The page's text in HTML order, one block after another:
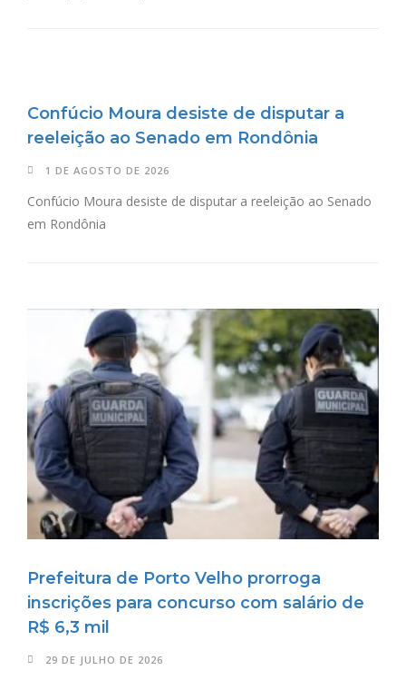
Confúcio Moura desiste de disputar a
reeleição ao Senado em Rondônia
1 DE AGOSTO DE 2026
Confúcio Moura desiste de disputar a reeleição ao Senado
em Rondônia
Prefeitura de Porto Velho prorroga
inscrições para concurso com salário de
R$ 6,3 mil
29 DE JULHO DE 2026